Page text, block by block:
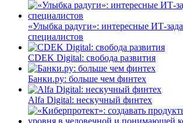
«Улыбка радуги»: интересные ИТ-
специалистов
CDEK Digital: свобода развития
Банки.ру: больше чем финтех
Alfa Digital: нескучный финтех